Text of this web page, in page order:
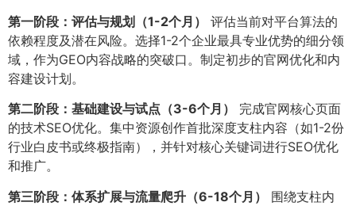
第一阶段：评估与规划（1-2个月）​
评估当前对平台算法的
依赖程度及潜在风险。选择1-2个企业最具专业优势的细分领
域，作为GEO内容战略的突破口。制定初步的官网优化和内
容建设计划。
第二阶段：基础建设与试点（3-6个月）​
完成官网核心页面
的技术SEO优化。集中资源创作首批深度支柱内容（如1-2份
行业白皮书或终极指南），并针对核心关键词进行SEO优化
和推广。
第三阶段：体系扩展与流量爬升（6-18个月）​
围绕支柱内